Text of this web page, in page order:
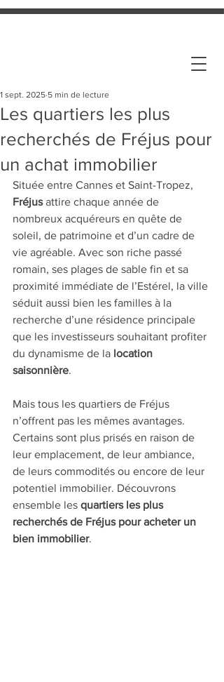
Les quartiers les plus
recherchés de Fréjus pour
un achat immobilier
1 sept. 2025 5 min de lecture
Située entre Cannes et Saint-Tropez,
Fréjus attire chaque année de
nombreux acquéreurs en quête de
soleil, de patrimoine et d’un cadre de
vie agréable. Avec son riche passé
romain, ses plages de sable fin et sa
proximité immédiate de l’Estérel, la ville
séduit aussi bien les familles à la
recherche d’une résidence principale
que les investisseurs souhaitant profiter
du dynamisme de la location
saisonnière.
Mais tous les quartiers de Fréjus
n’offrent pas les mêmes avantages.
Certains sont plus prisés en raison de
leur emplacement, de leur ambiance,
de leurs commodités ou encore de leur
potentiel immobilier. Découvrons
ensemble les quartiers les plus
recherchés de Fréjus pour acheter un
bien immobilier.